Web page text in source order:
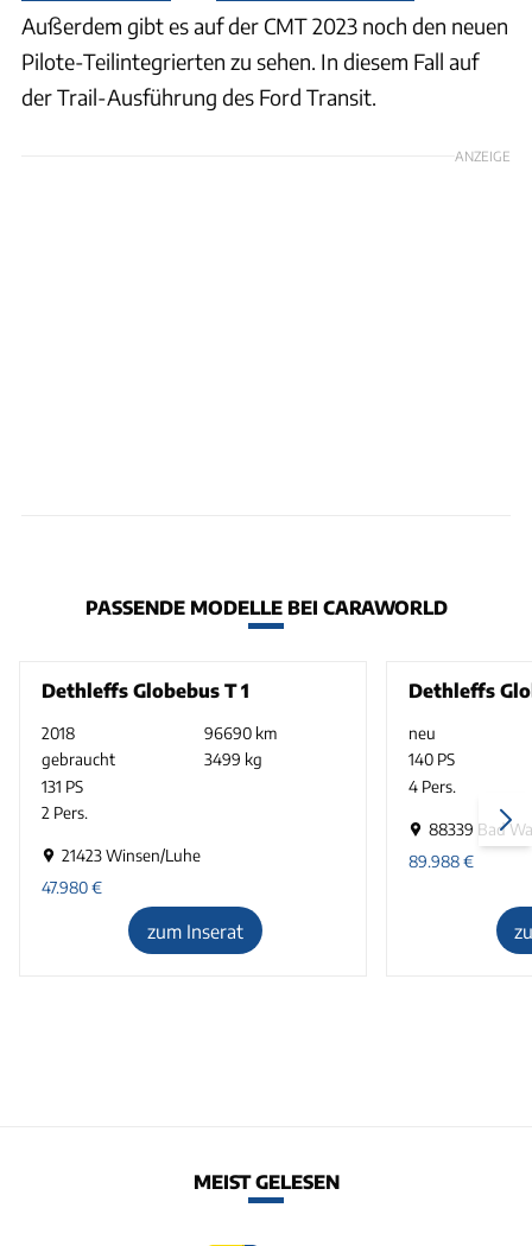
Außerdem gibt es auf der CMT 2023 noch den neuen
Pilote-Teilintegrierten zu sehen. In diesem Fall auf
der Trail-Ausführung des Ford Transit.
ANZEIGE
PASSENDE MODELLE BEI CARAWORLD
Dethleffs Globebus T 1
2018
96690 km
gebraucht
3499 kg
131 PS
2 Pers.
21423 Winsen/Luhe
47.980€
zum Inserat
Dethleffs
neu
140 PS
4 Pers.
88339 Bad
89.988€
MEIST GELESEN